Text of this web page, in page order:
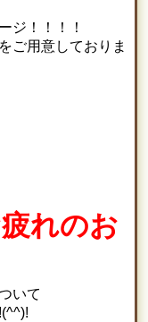
ジ！！！！
ご用意しておりま
れのお
いて